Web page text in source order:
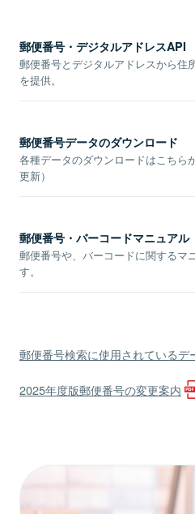
郵便番号・デジタルアドレスAPI
郵便番号とデジタルアドレスから住
を提供。
郵便番号データのダウンロード
各種データのダウンロードはこちら
更新）
郵便番号・バーコードマニュアル
郵便番号や、バーコードに関するマ
す。
郵便番号検索に使用されているデ
2025年度版郵便番号の変更案内